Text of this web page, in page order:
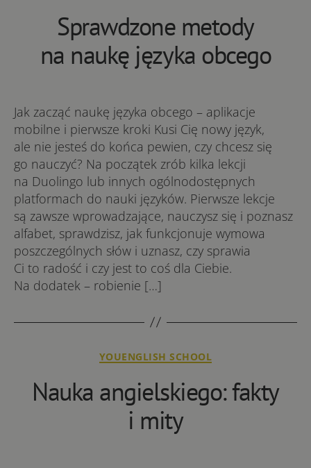
Sprawdzone metody
na naukę języka obcego
Jak zacząć naukę języka obcego – aplikacje
mobilne i pierwsze kroki Kusi Cię nowy język,
ale nie jesteś do końca pewien, czy chcesz się
go nauczyć? Na początek zrób kilka lekcji
na Duolingo lub innych ogólnodostępnych
platformach do nauki języków. Pierwsze lekcje
są zawsze wprowadzające, nauczysz się i poznasz
alfabet, sprawdzisz, jak funkcjonuje wymowa
poszczególnych słów i uznasz, czy sprawia
Ci to radość i czy jest to coś dla Ciebie.
Na dodatek – robienie […]
Kategorie
YOUENGLISH SCHOOL
Nauka angielskiego: fakty
i mity